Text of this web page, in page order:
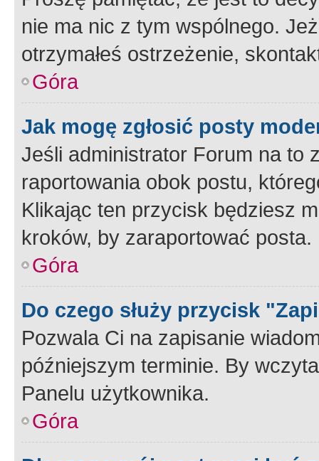
nie ma nic z tym wspólnego.
otrzymałeś ostrzeżenie,
Góra
Jak mogę zgłosić posty
Jeśli administrator Forum na to
raportowania obok postu,
Klikając ten przycisk będziesz
kroków, by zaraportować posta.
Góra
Do czego służy przycisk
Pozwala Ci na zapisanie
późniejszym terminie. By
Panelu użytkownika.
Góra